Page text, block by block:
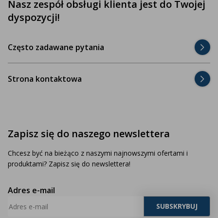
Nasz zespół obsługi klienta jest do Twojej
dyspozycji!
Często zadawane pytania
Strona kontaktowa
Zapisz się do naszego newslettera
Chcesz być na bieżąco z naszymi najnowszymi ofertami i
produktami? Zapisz się do newslettera!
Adres e-mail